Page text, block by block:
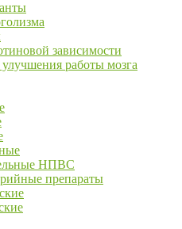
зависимости
работы мозга
НПВС
препараты